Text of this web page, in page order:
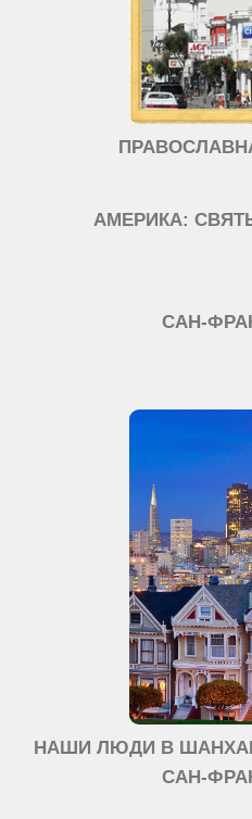
АМЕРИКА:
САН-
НАШИ ЛЮДИ В
САН-